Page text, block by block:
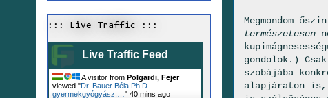
Megmondom
természetesen
gondolok.)
szobájába
alapjáraton is,
::: Live Traffic :::
Live Traffic Feed
A visitor from Polgardi, Fejer
viewed "Dr. Bauer Béla Ph.D.
gyermekgyógyász:… " 40 mins ago